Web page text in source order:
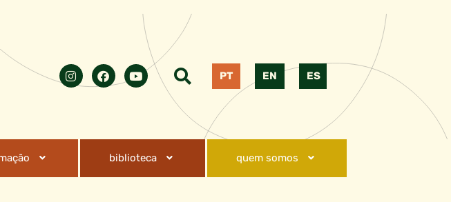
PT EN ES
biblioteca quem somos